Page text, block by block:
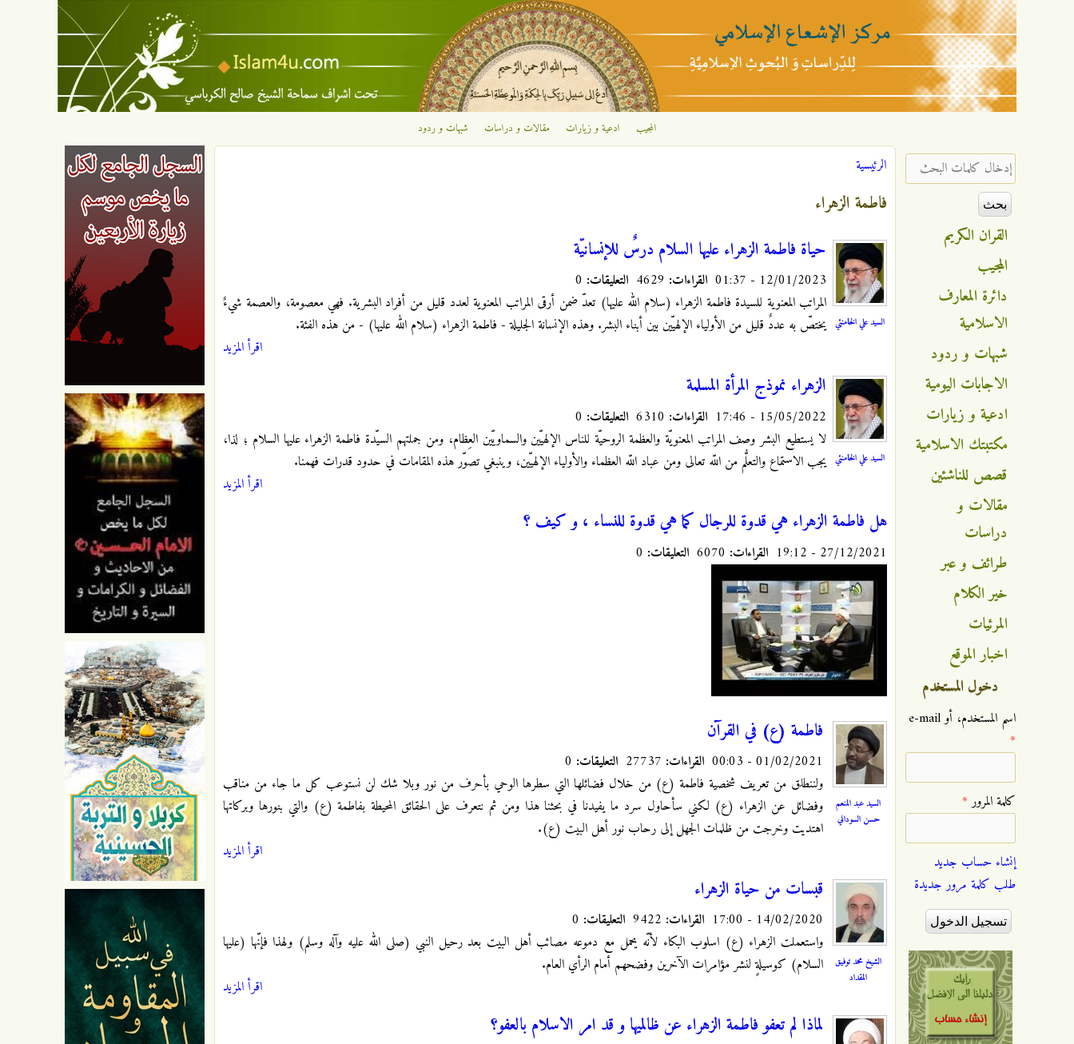
تجاوز إلى المحتوى الرئيسي
الإشعاع
الإسلامي
المجيب ادعية و زيارات مقالات و دراسات شبهات و ردود
أنت هنا
الرئيسية
فاطمة الزهراء
السيد علي الخامنئي
حياة فاطمة الزهراء عليها السلام درسٌ للإنسانيّة
12/01/2023 - 01:37 القراءات: التعليقات:
المراتب المعنوية للسيدة فاطمة الزهراء (سلام الله عليها) تعدّ ضمن أرقى المراتب المعنوية لعدد قليل من أفراد البشرية. فهي معصومة، والعصمة شيءٌ
يختصّ به عددٌ قليل من الأولياء الإلهيّين بين أبناء البشر. وهذه الإنسانة الجليلة - فاطمة الزهراء (سلام الله عليها) - من هذه الفئة.
اقرأ المزيد
السيد علي الخامنئي
الزهراء نموذج المرأة المسلمة
15/05/2022 - 17:46 القراءات: التعليقات:
لا يستطيع البشر وصف المراتب المعنويّة والعظمة الروحيّة للناس الإلهيّين والسماويّين العِظام، ومن جملتهم السيّدة فاطمة الزهراء عليها السلام ؛ لذا،
يجب الاستماع والتعلُّم من اللّه تعالى ومن عباد اللّه العظماء والأولياء الإلهيّين، وينبغي تصوّر هذه المقامات في حدود قدرات فهمنا.
اقرأ المزيد
هل فاطمة الزهراء هي قدوة للرجال كما هي قدوة للنساء ، و كيف ؟
27/12/2021 - 19:12 القراءات: التعليقات:
السيد عبد المنعم
حسن السوداني
فاطمة (ع) في القرآن
01/02/2021 - 00:03 القراءات: التعليقات:
ولننطلق من تعريف شخصية فاطمة (ع) من خلال فضائلها التي سطرها الوحي بأحرف من نور وبلا شك لن نستوعب كل ما جاء من مناقب
وفضائل عن الزهراء (ع) لكني سأحاول سرد ما يفيدنا في بحثنا هذا ومن ثم نتعرف على الحقائق المحيطة بفاطمة (ع) والتي بنورها وبركاتها
اهتديت وخرجت من ظلمات الجهل إلى رحاب نور أهل البيت (ع).
اقرأ المزيد
الشيخ محمد توفيق
المقداد
قبسات من حياة الزهراء
14/02/2020 - 17:00 القراءات: التعليقات:
واستعملت الزهراء (ع) اسلوب البكاء لأنّه يحمل مع دموعه مصائب أهل البيت بعد رحيل النبي (صلى الله عليه وآله وسلم) ولهذا فإنّها (عليها
السلام) كوسيلةٍ لنشر مؤامرات الآخرين وفضحهم أمام الرأي العام.
اقرأ المزيد
لماذا لم تعفو فاطمة الزهراء عن ظالميها و قد امر الاسلام بالعفو؟
‏إدخال كلمات البحث ‏
القران الكريم
المجيب
دائرة المعارف
الاسلامية
شبهات و ردود
الاجابات اليومية
ادعية و زيارات
مكتبتك الاسلامية
قصص للناشئين
مقالات و
دراسات
طرائف و عبر
خير الكلام
المرئيات
اخبار الموقع
دخول المستخدم
‏اسم المستخدم، أو e-mail
*
‏كلمة المرور ‏*
إنشاء حساب جديد
طلب كلمة مرور جديدة